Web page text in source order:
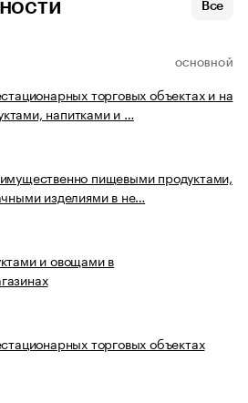
Все
ОСНОВНОЙ
торговых объектах и на
напитками и …
пищевыми продуктами,
изделиями в не…
и овощами в
торговых объектах